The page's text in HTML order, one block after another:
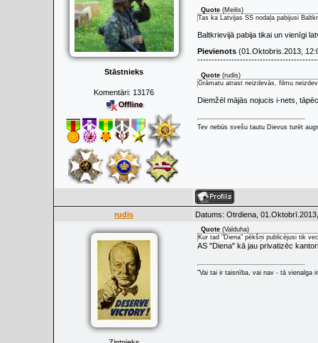
Stāstnieks
Komentāri: 13176
Quote (Meilis)
Tas ka Latvijas SS nodaļa pabijusi
Baltkrievijā pabija tikai un vienīgi
Pievienots (01.Oktobris.2013,
Quote (rudis)
Grāmatu atrast neizdevās, filmu
Diemžēl mājās nojucis i-nets,
Tev nebūs svešu tautu Dievus turēt
rudis Datums: Otrdiena,
Quote (Valduha)
Kur tad "Diena" pēkšņi publicējusi tik
AS "Diena" kā jau privatizēc
"Vai tai ir taisnība, vai nav - tā vienalga